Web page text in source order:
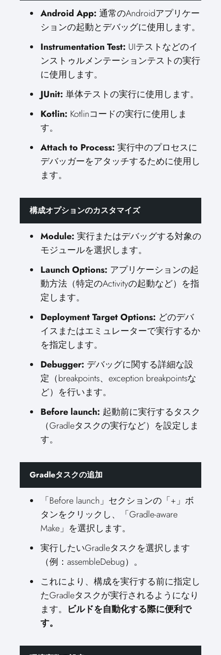
Android App: 通常のAndroidアプリケー
ションの起動とデバッグに使用します。
Instrumentation Test: UIテストなどのイ
ンストゥルメンテーションテストの実行
に使用します。
JUnit: 単体テストの実行に使用します。
Kotlin: Kotlinコードの実行に使用しま
す。
Attach to Process: 実行中のプロセスに
デバッガーをアタッチするために使用し
ます。
構成オプションのカスタマイズ
Module: 実行またはデバッグする対象の
モジュールを選択します。
Launch Options: アプリケーションの起
動方法（特定のActivityの起動など）を指
定します。
Deployment Target Options: どのデバ
イスまたはエミュレーターで実行するか
を指定します。
Debugger: デバッグに関する詳細な設
定（breakpoints、exception breakpointsな
ど）を行います。
Before launch: 起動前に実行するタスク
（Gradleタスクの実行など）を設定しま
す。
Gradleタスクの追加
「Before launch」セクションの「+」ボ
タンをクリックし、「Gradle-aware
Make」を選択します。
実行したいGradleタスクを選択します
（例：assembleDebug）。
これにより、構成を実行する前に指定し
たGradleタスクが実行されるようになり
ます。 ビルドを自動化する際に便利で
す。